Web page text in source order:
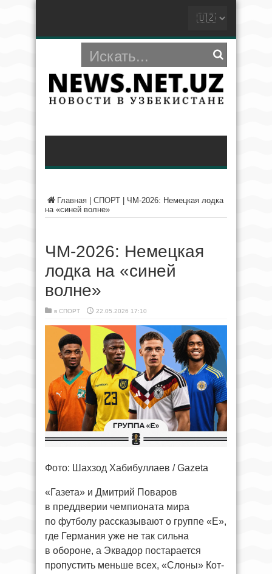
Главная СПОРТ
ЧМ-2026: Немецкая лодка
на «синей волне»
ЧМ-2026: Немецкая
лодка на «синей
волне»
в СПОРТ 22.05.2026 17:10
Фото: Шахзод Хабибуллаев / Gazeta
«Газета» и Дмитрий Поваров
в преддверии чемпионата мира
по футболу рассказывают о группе «E»,
где Германия уже не так сильна
в обороне, а Эквадор постарается
пропустить меньше всех, «Слоны» Кот-